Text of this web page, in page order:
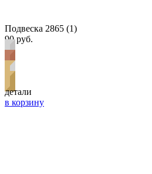
Подвеска 2865 (1)
90 руб.
детали
в корзину